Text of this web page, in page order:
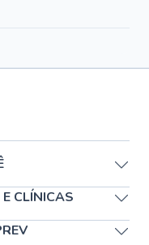
CLÍNICAS